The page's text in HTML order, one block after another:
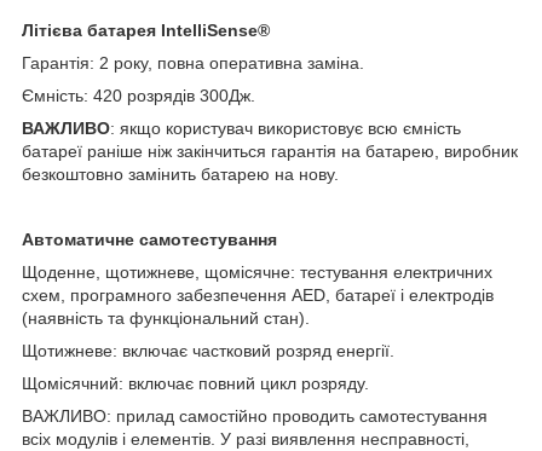
Літієва батарея IntelliSense®
Гарантія: 2 року, повна оперативна заміна.
Ємність: 420 розрядів 300Дж.
ВАЖЛИВО: якщо користувач використовує всю ємність
батареї раніше ніж закінчиться гарантія на батарею, виробник
безкоштовно замінить батарею на нову.
Автоматичне самотестування
Щоденне, щотижневе, щомісячне: тестування електричних
схем, програмного забезпечення AED, батареї і електродів
(наявність та функціональний стан).
Щотижневе: включає частковий розряд енергії.
Щомісячний: включає повний цикл розряду.
ВАЖЛИВО: прилад самостійно проводить самотестування
всіх модулів і елементів. У разі виявлення несправності,